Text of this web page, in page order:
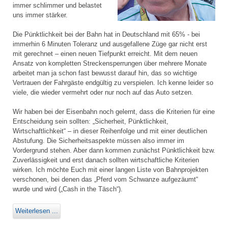
immer schlimmer und belastet
uns immer stärker.
Die Pünktlichkeit bei der Bahn hat in Deutschland mit 65% - bei
immerhin 6 Minuten Toleranz und ausgefallene Züge gar nicht erst
mit gerechnet – einen neuen Tiefpunkt erreicht. Mit dem neuen
Ansatz von kompletten Streckensperrungen über mehrere Monate
arbeitet man ja schon fast bewusst darauf hin, das so wichtige
Vertrauen der Fahrgäste endgültig zu verspielen. Ich kenne leider so
viele, die wieder vermehrt oder nur noch auf das Auto setzen.
Wir haben bei der Eisenbahn noch gelernt, dass die Kriterien für eine
Entscheidung sein sollten: „Sicherheit, Pünktlichkeit,
Wirtschaftlichkeit“ – in dieser Reihenfolge und mit einer deutlichen
Abstufung. Die Sicherheitsaspekte müssen also immer im
Vordergrund stehen. Aber dann kommen zunächst Pünktlichkeit bzw.
Zuverlässigkeit und erst danach sollten wirtschaftliche Kriterien
wirken. Ich möchte Euch mit einer langen Liste von Bahnprojekten
verschonen, bei denen das „Pferd vom Schwanze aufgezäumt“
wurde und wird („Cash in the Täsch“).
Weiterlesen ...